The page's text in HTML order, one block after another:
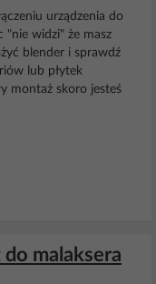
urządzenia do
"nie widzi" że masz
blender i sprawdź
lub płytek
montaż skoro jesteś
malaksera